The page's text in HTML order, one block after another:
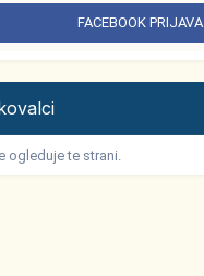
FACEBOOK PRIJAVA
ogleduje te strani.